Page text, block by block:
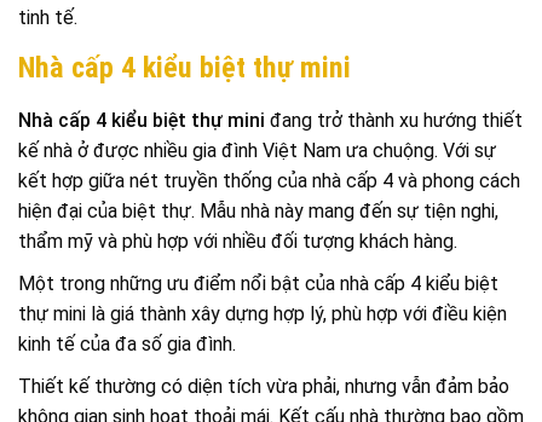
tinh tế.
Nhà cấp 4 kiểu biệt thự mini
Nhà cấp 4 kiểu biệt thự mini đang trở thành xu hướng thiết
kế nhà ở được nhiều gia đình Việt Nam ưa chuộng. Với sự
kết hợp giữa nét truyền thống của nhà cấp 4 và phong cách
hiện đại của biệt thự. Mẫu nhà này mang đến sự tiện nghi,
thẩm mỹ và phù hợp với nhiều đối tượng khách hàng.
Một trong những ưu điểm nổi bật của nhà cấp 4 kiểu biệt
thự mini là giá thành xây dựng hợp lý, phù hợp với điều kiện
kinh tế của đa số gia đình.
Thiết kế thường có diện tích vừa phải, nhưng vẫn đảm bảo
không gian sinh hoạt thoải mái. Kết cấu nhà thường bao gồm